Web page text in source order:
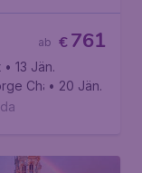
€761
ab
• 13 Jän.
Chávez• 20 Jän.